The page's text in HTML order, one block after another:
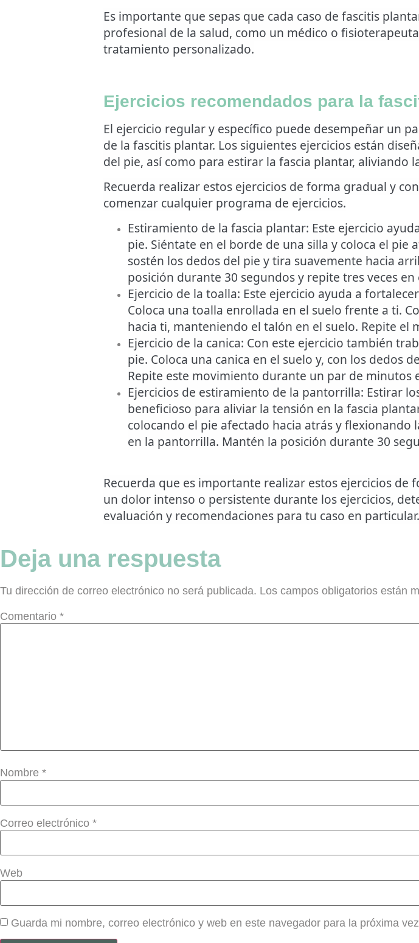
Es importante que sepas que cada caso de fascitis
profesional de la salud, como un médico o
tratamiento personalizado.
Ejercicios recomendados para la
El ejercicio regular y específico puede desempeñar un
de la fascitis plantar. Los siguientes ejercicios están
del pie, así como para estirar la fascia plantar, aliviando
Recuerda realizar estos ejercicios de forma gradual y
comenzar cualquier programa de ejercicios.
Estiramiento de la fascia plantar: Este ejercicio
pie. Siéntate en el borde de una silla y coloca el
sostén los dedos del pie y tira suavemente hacia
posición durante 30 segundos y repite tres veces en
Ejercicio de la toalla: Este ejercicio ayuda a
Coloca una toalla enrollada en el suelo frente a ti.
hacia ti, manteniendo el talón en el suelo. Repite el
Ejercicio de la canica: Con este ejercicio también
pie. Coloca una canica en el suelo y, con los dedos
Repite este movimiento durante un par de minutos
Ejercicios de estiramiento de la pantorrilla: Estirar
beneficioso para aliviar la tensión en la fascia
colocando el pie afectado hacia atrás y
en la pantorrilla. Mantén la posición durante 30
Recuerda que es importante realizar estos ejercicios
un dolor intenso o persistente durante los ejercicios,
evaluación y recomendaciones para tu caso en particular.
Deja una respuesta
Tu dirección de correo electrónico no será publicada. Los campos obligatorios están
Comentario *
Nombre *
Correo electrónico *
Web
Guarda mi nombre, correo electrónico y web en este navegador para la próxima